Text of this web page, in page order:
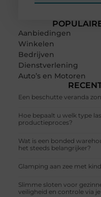
Aanbiedingen
Winkelen
Bedrijven
Dienstverlening
Auto’s en Motoren
Een beschutte veranda
Hoe bepaalt u welk type
productieproces?
Wat is een bonded
het steeds belangrijker?
Glamping aan zee met
Slimme sloten voor
veiligheid en controle via